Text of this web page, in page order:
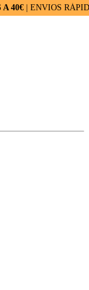
RÁPIDOS: 24/